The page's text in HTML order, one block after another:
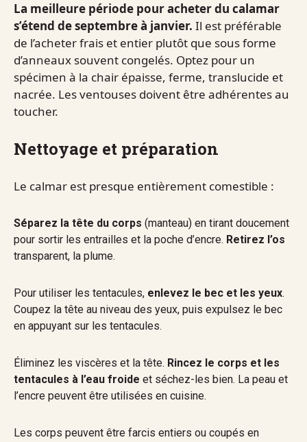
La meilleure période pour acheter du calamar
s’étend de septembre à janvier. Il est préférable
de l’acheter frais et entier plutôt que sous forme
d’anneaux souvent congelés. Optez pour un
spécimen à la chair épaisse, ferme, translucide et
nacrée. Les ventouses doivent être adhérentes au
toucher.
Nettoyage et préparation
Le calmar est presque entièrement comestible :
Séparez la tête du corps (manteau) en tirant doucement
pour sortir les entrailles et la poche d’encre. Retirez l’os
transparent, la plume.
Pour utiliser les tentacules, enlevez le bec et les yeux.
Coupez la tête au niveau des yeux, puis expulsez le bec
en appuyant sur les tentacules.
Éliminez les viscères et la tête. Rincez le corps et les
tentacules à l’eau froide et séchez-les bien. La peau et
l’encre peuvent être utilisées en cuisine.
Les corps peuvent être farcis entiers ou coupés en